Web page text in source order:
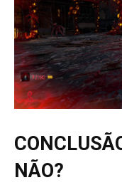
NÃO?